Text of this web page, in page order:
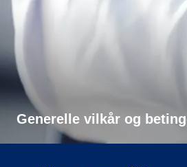
Generelle vilkår og